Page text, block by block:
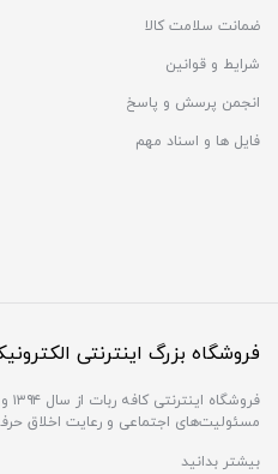
ضمانت سلامت کالا
شرایط و قوانین
انجمن پرسش و پاسخ
فایل ها و اسناد مهم
فروشگاه بزرگ اینترنتی
مسئولیت‌های اجتماعی و رعایت اخلاق
بیشتر بدانید